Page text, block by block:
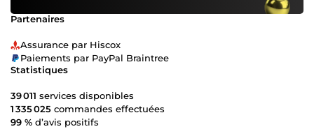
Partenaires
Assurance par Hiscox
Paiements par PayPal Braintree
Statistiques
39 011 services disponibles
1 335 025 commandes effectuées
99 % d’avis positifs